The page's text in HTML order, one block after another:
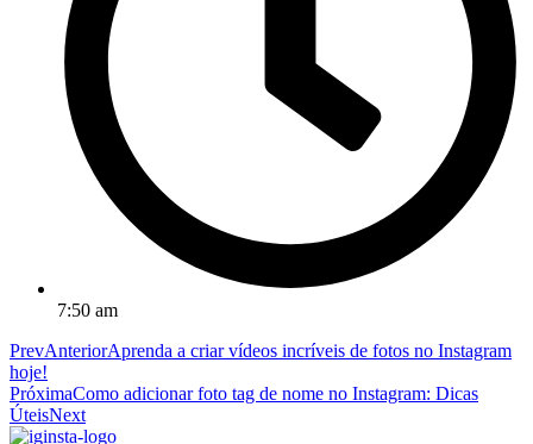
7:50 am
PrevAnteriorAprenda a criar vídeos incríveis de fotos no Instagram
hoje!
PróximaComo adicionar foto tag de nome no Instagram: Dicas
ÚteisNext